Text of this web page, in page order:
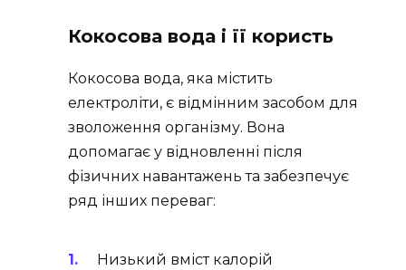
Кокосова вода і її користь
Кокосова вода, яка містить
електроліти, є відмінним засобом для
зволоження організму. Вона
допомагає у відновленні після
фізичних навантажень та забезпечує
ряд інших переваг:
Низький вміст калорій